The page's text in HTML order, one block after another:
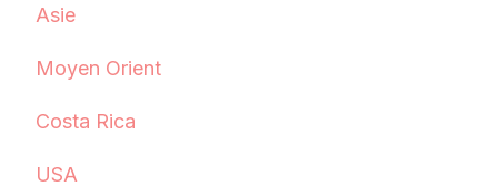
Asie
Moyen Orient
Costa Rica
USA